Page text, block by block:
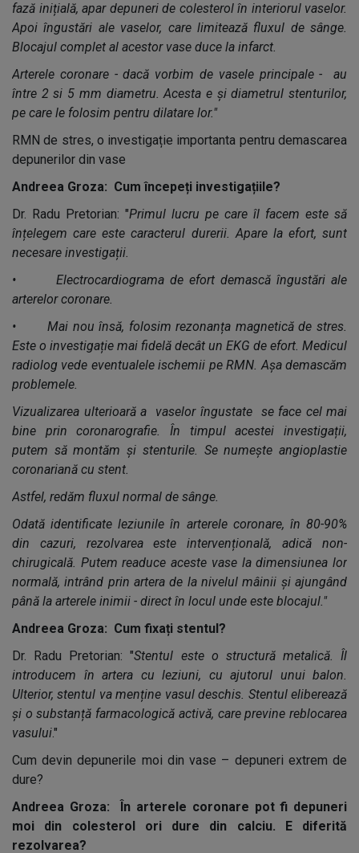
fază inițială, apar depuneri de colesterol în interiorul vaselor.
Apoi îngustări ale vaselor, care limitează fluxul de sânge.
Blocajul complet al acestor vase duce la infarct.
Arterele coronare - dacă vorbim de vasele principale - au
între 2 si 5 mm diametru. Acesta e și diametrul stenturilor,
pe care le folosim pentru dilatare lor."
RMN de stres, o investigație importanta pentru demascarea
depunerilor din vase
Andreea Groza: Cum începeți investigațiile?
Dr. Radu Pretorian: "Primul lucru pe care îl facem este să
înțelegem care este caracterul durerii. Apare la efort, sunt
necesare investigații.
• Electrocardiograma de efort demască îngustări ale
arterelor coronare.
• Mai nou însă, folosim rezonanța magnetică de stres.
Este o investigație mai fidelă decât un EKG de efort. Medicul
radiolog vede eventualele ischemii pe RMN. Așa demascăm
problemele.
Vizualizarea ulterioară a vaselor îngustate se face cel mai
bine prin coronarografie. În timpul acestei investigații,
putem să montăm și stenturile. Se numește angioplastie
coronariană cu stent.
Astfel, redăm fluxul normal de sânge.
Odată identificate leziunile în arterele coronare, în 80-90%
din cazuri, rezolvarea este intervențională, adică non-
chirugicală. Putem readuce aceste vase la dimensiunea lor
normală, intrând prin artera de la nivelul mâinii și ajungând
până la arterele inimii - direct în locul unde este blocajul."
Andreea Groza: Cum fixați stentul?
Dr. Radu Pretorian: "Stentul este o structură metalică. Îl
introducem în artera cu leziuni, cu ajutorul unui balon.
Ulterior, stentul va menține vasul deschis. Stentul eliberează
și o substanță farmacologică activă, care previne reblocarea
vasului."
Cum devin depunerile moi din vase – depuneri extrem de
dure?
Andreea Groza: În arterele coronare pot fi depuneri
moi din colesterol ori dure din calciu. E diferită
rezolvarea?